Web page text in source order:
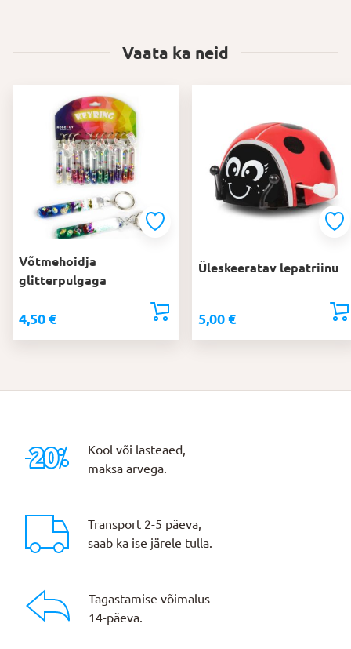
Vaata ka neid
Võtmehoidja
glitterpulgaga
4,50 €
Üleskeeratav lepatriinu
5,00 €
Kool või lasteaed,
maksa arvega.
Transport 2-5 päeva,
saab ka ise järele tulla.
Tagastamise võimalus
14-päeva.